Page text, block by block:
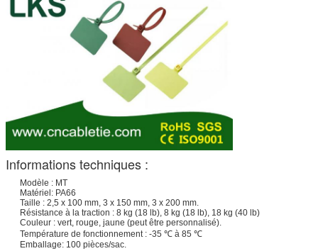
Informations techniques :
Modèle : MT
Matériel: PA66
Taille : 2,5 x 100 mm, 3 x 150 mm, 3 x 200 mm.
Résistance à la traction : 8 kg (18 lb), 8 kg (18 lb), 18 kg (40 lb)
Couleur : vert, rouge, jaune (peut être personnalisé).
Température de fonctionnement : -35 ℃ à 85 ℃
Emballage: 100 pièces/sac.